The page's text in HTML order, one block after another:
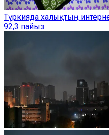
Түркияда халықтың
92,3 пайыз